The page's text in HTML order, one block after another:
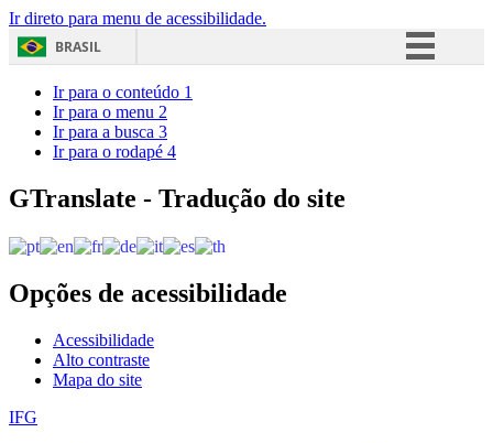
Ir direto para menu de acessibilidade.
BRASIL
Acesso à informação
Ir para o conteúdo 1
Ir para o menu 2
Ir para a busca 3
Ir para o rodapé 4
GTranslate - Tradução do site
Opções de acessibilidade
Acessibilidade
Alto contraste
Mapa do site
IFG